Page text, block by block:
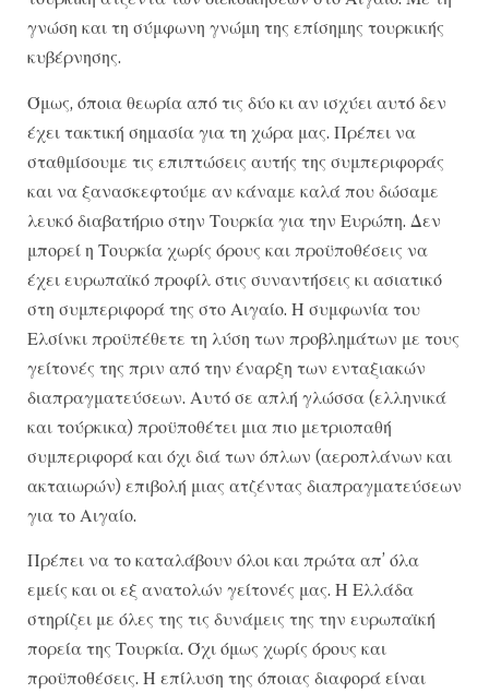
γνώση και τη σύμφωνη γνώμη της επίσημης τουρκικής
κυβέρνησης.
Όμως, όποια θεωρία από τις δύο κι αν ισχύει αυτό δεν
έχει τακτική σημασία για τη χώρα μας. Πρέπει να
σταθμίσουμε τις επιπτώσεις αυτής της συμπεριφοράς
και να ξανασκεφτούμε αν κάναμε καλά που δώσαμε
λευκό διαβατήριο στην Τουρκία για την Ευρώπη. Δεν
μπορεί η Τουρκία χωρίς όρους και προϋποθέσεις να
έχει ευρωπαϊκό προφίλ στις συναντήσεις κι ασιατικό
στη συμπεριφορά της στο Αιγαίο. Η συμφωνία του
Ελσίνκι προϋπέθετε τη λύση των προβλημάτων με τους
γείτονές της πριν από την έναρξη των ενταξιακών
διαπραγματεύσεων. Αυτό σε απλή γλώσσα (ελληνικά
και τούρκικα) προϋποθέτει μια πιο μετριοπαθή
συμπεριφορά και όχι διά των όπλων (αεροπλάνων και
ακταιωρών) επιβολή μιας ατζέντας διαπραγματεύσεων
για το Αιγαίο.
Πρέπει να το καταλάβουν όλοι και πρώτα απ’ όλα
εμείς και οι εξ ανατολών γείτονές μας. Η Ελλάδα
στηρίζει με όλες της τις δυνάμεις της την ευρωπαϊκή
πορεία της Τουρκία. Όχι όμως χωρίς όρους και
προϋποθέσεις. Η επίλυση της όποιας διαφορά είναι